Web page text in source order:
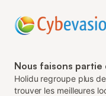
Nous faisons partie
Holidu regroupe plus
trouver les meilleures